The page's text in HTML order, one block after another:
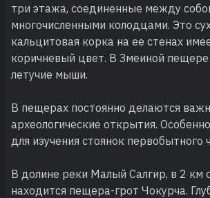
три этажа, соединенные между
многочисленными колодцами. Это
кальцитовая корка на ее стенах
коричневый цвет. В Змеиной
летучие мыши.
В пещерах постоянно делаются
археологические открытия.
для изучения стоянок первобытного
В долине реки Малый Салгир, в 2 км
находится пещера-грот Чокурча.